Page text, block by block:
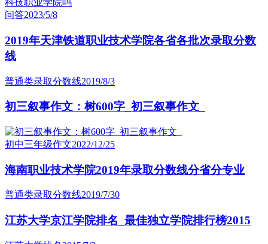
问答2023/5/8
2019年天津铁道职业技术学院各省各批次录取分数
线
普通类录取分数线2019/8/3
初三叙事作文：树600字_初三叙事作文_
初中三年级作文2022/12/25
海南职业技术学院2019年录取分数线分省分专业
普通类录取分数线2019/7/30
江苏大学京江学院排名_最佳独立学院排行榜2015